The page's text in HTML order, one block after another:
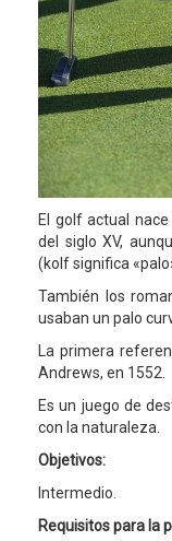
El golf actual
del siglo XV,
(kolf significa «
También los
usaban un palo
La primera
Andrews, en 1552.
Es un juego de
con la naturaleza.
Objetivos:
Intermedio.
Requisitos para la